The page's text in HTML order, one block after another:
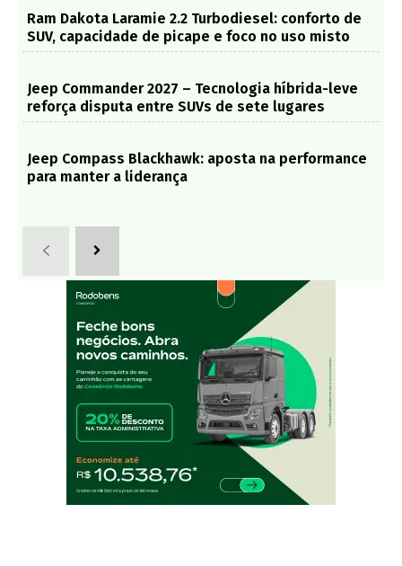
Ram Dakota Laramie 2.2 Turbodiesel: conforto de
SUV, capacidade de picape e foco no uso misto
Jeep Commander 2027 – Tecnologia híbrida-leve
reforça disputa entre SUVs de sete lugares
Jeep Compass Blackhawk: aposta na performance
para manter a liderança